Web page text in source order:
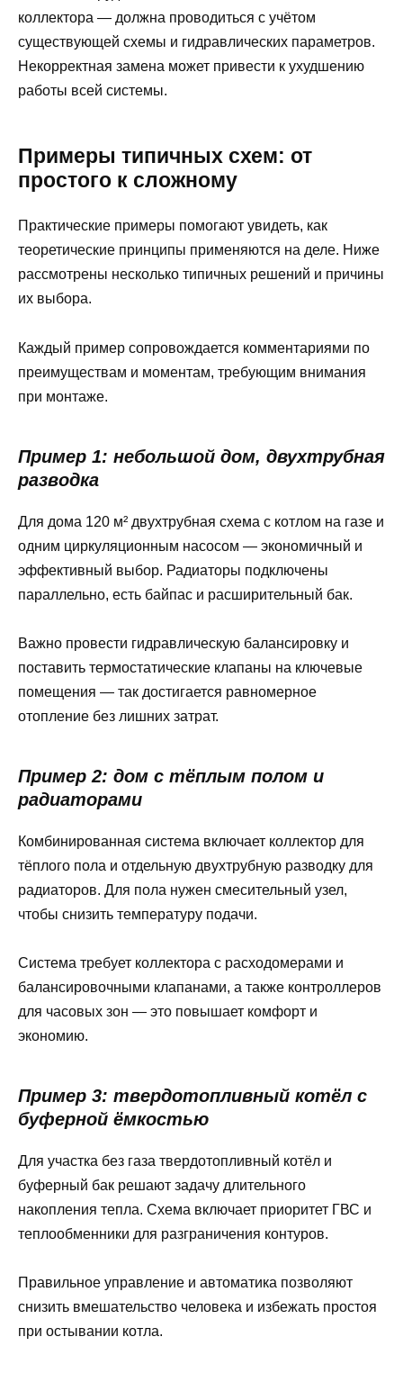
коллектора — должна проводиться с учётом
существующей схемы и гидравлических параметров.
Некорректная замена может привести к ухудшению
работы всей системы.
Примеры типичных схем: от
простого к сложному
Практические примеры помогают увидеть, как
теоретические принципы применяются на деле. Ниже
рассмотрены несколько типичных решений и причины
их выбора.
Каждый пример сопровождается комментариями по
преимуществам и моментам, требующим внимания
при монтаже.
Пример 1: небольшой дом, двухтрубная
разводка
Для дома 120 м² двухтрубная схема с котлом на газе и
одним циркуляционным насосом — экономичный и
эффективный выбор. Радиаторы подключены
параллельно, есть байпас и расширительный бак.
Важно провести гидравлическую балансировку и
поставить термостатические клапаны на ключевые
помещения — так достигается равномерное
отопление без лишних затрат.
Пример 2: дом с тёплым полом и
радиаторами
Комбинированная система включает коллектор для
тёплого пола и отдельную двухтрубную разводку для
радиаторов. Для пола нужен смесительный узел,
чтобы снизить температуру подачи.
Система требует коллектора с расходомерами и
балансировочными клапанами, а также контроллеров
для часовых зон — это повышает комфорт и
экономию.
Пример 3: твердотопливный котёл с
буферной ёмкостью
Для участка без газа твердотопливный котёл и
буферный бак решают задачу длительного
накопления тепла. Схема включает приоритет ГВС и
теплообменники для разграничения контуров.
Правильное управление и автоматика позволяют
снизить вмешательство человека и избежать простоя
при остывании котла.